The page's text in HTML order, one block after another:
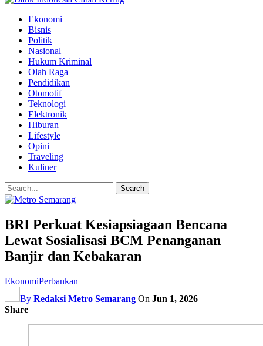
Ekonomi
Bisnis
Politik
Nasional
Hukum Kriminal
Olah Raga
Pendidikan
Otomotif
Teknologi
Elektronik
Hiburan
Lifestyle
Opini
Traveling
Kuliner
BRI Perkuat Kesiapsiagaan Bencana
Lewat Sosialisasi BCM Penanganan
Banjir dan Kebakaran
EkonomiPerbankan
By Redaksi Metro Semarang On Jun 1, 2026
Share